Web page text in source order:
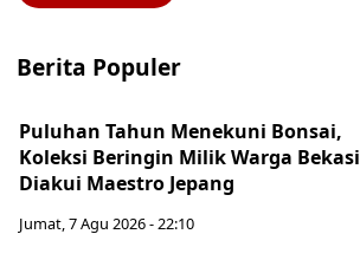
Berita Populer
Puluhan Tahun Menekuni Bonsai,
Koleksi Beringin Milik Warga Bekasi
Diakui Maestro Jepang
Jumat, 7 Agu 2026 - 22:10